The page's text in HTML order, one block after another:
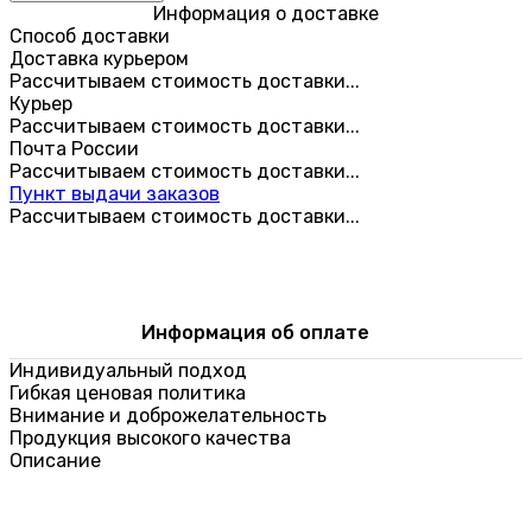
Информация о доставке
Способ доставки
Доставка курьером
Рассчитываем стоимость доставки...
Курьер
Рассчитываем стоимость доставки...
Почта России
Рассчитываем стоимость доставки...
Пункт выдачи заказов
Рассчитываем стоимость доставки...
Информация об оплате
Индивидуальный подход
Гибкая ценовая политика
Внимание и доброжелательность
Продукция высокого качества
Описание